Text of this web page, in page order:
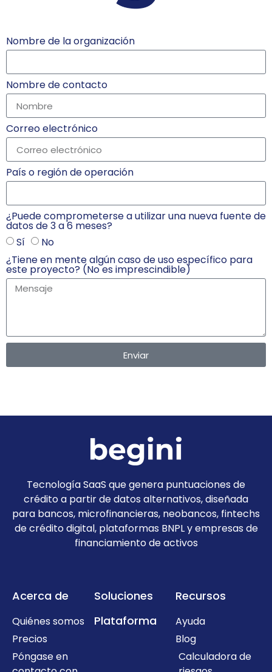
Nombre de la organización
Nombre de contacto
Correo electrónico
País o región de operación
¿Puede comprometerse a utilizar una nueva fuente de
datos de 3 a 6 meses?
Sí
No
¿Tiene en mente algún caso de uso específico para
este proyecto? (No es imprescindible)
Enviar
Tecnología SaaS que genera puntuaciones de
crédito a partir de datos alternativos, diseñada
para bancos, microfinancieras, neobancos, fintechs
de crédito digital, plataformas BNPL y empresas de
financiamiento de activos
Acerca de
Quiénes somos
Precios
Póngase en
Soluciones
Plataforma
Recursos
Ayuda
Blog
Calculadora de